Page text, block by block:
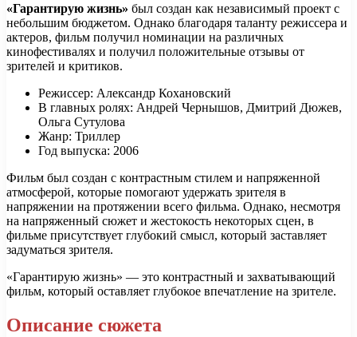
«Гарантирую жизнь» был создан как независимый проект с
небольшим бюджетом. Однако благодаря таланту режиссера и
актеров, фильм получил номинации на различных
кинофестивалях и получил положительные отзывы от
зрителей и критиков.
Режиссер: Александр Кохановский
В главных ролях: Андрей Чернышов, Дмитрий Дюжев,
Ольга Сутулова
Жанр: Триллер
Год выпуска: 2006
Фильм был создан с контрастным стилем и напряженной
атмосферой, которые помогают удержать зрителя в
напряжении на протяжении всего фильма. Однако, несмотря
на напряженный сюжет и жестокость некоторых сцен, в
фильме присутствует глубокий смысл, который заставляет
задуматься зрителя.
«Гарантирую жизнь» — это контрастный и захватывающий
фильм, который оставляет глубокое впечатление на зрителе.
Описание сюжета